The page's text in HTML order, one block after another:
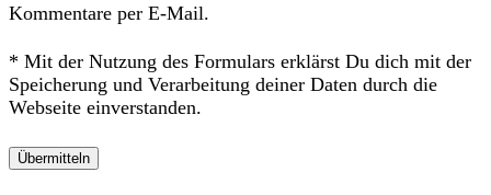
Kommentare per E-Mail.
* Mit der Nutzung des Formulars erklärst Du dich mit der
Speicherung und Verarbeitung deiner Daten durch die
Webseite einverstanden.